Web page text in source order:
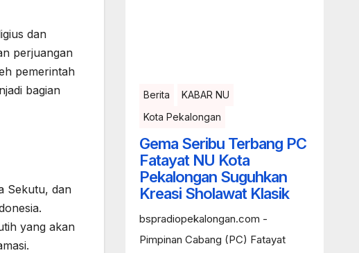
dan
perjuangan
pemerintah
bagian
Sekutu, dan
yang akan
Berita
KABAR NU
Kota Pekalongan
Gema Seribu Terbang PC
Fatayat NU Kota
Pekalongan Suguhkan
Kreasi Sholawat Klasik
bspradiopekalongan.com -
Pimpinan Cabang (PC) Fatayat